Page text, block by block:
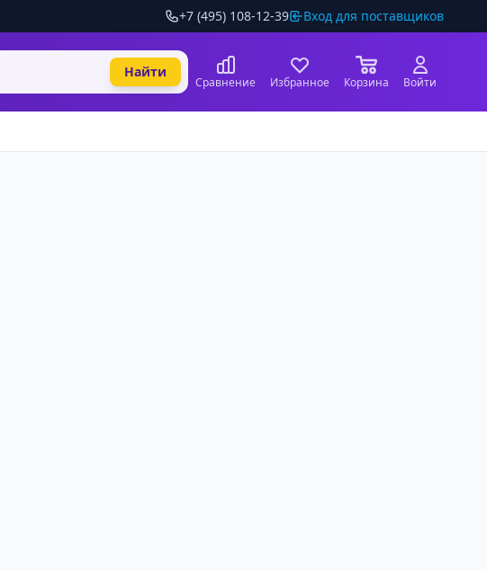
+7 (495) 108-12-39 Вход для поставщиков
Найти
Сравнение Избранное Корзина Войти